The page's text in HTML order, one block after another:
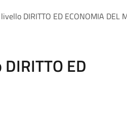
DIRITTO ED ECONOMIA DEL
ED